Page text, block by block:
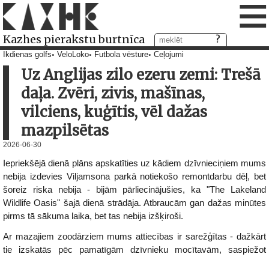
Kazhes pierakstu burtnīca ≡
Ikdienas golfs VeloLoko Futbola vēsture Ceļojumi
Uz Anglijas zilo ezeru zemi: Trešā
daļa. Zvēri, zivis, mašīnas,
vilciens, kuģītis, vēl dažas
mazpilsētas
2026-06-30
Iepriekšējā dienā plāns apskatīties uz kādiem dzīvnieciņiem mums
nebija izdevies Viljamsona parkā notiekošo remontdarbu dēļ, bet
šoreiz riska nebija - bijām pārliecinājušies, ka "The Lakeland
Wildlife Oasis" šajā dienā strādāja. Atbraucām gan dažas minūtes
pirms tā sākuma laika, bet tas nebija izšķiroši.
Ar mazajiem zoodārziem mums attiecības ir sarežģītas - dažkārt
tie izskatās pēc pamatīgām dzīvnieku mocītavām, saspiežot